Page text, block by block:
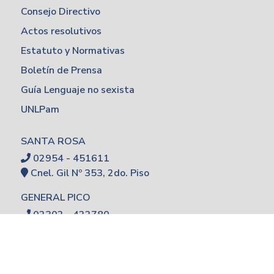
Consejo Directivo
Actos resolutivos
Estatuto y Normativas
Boletín de Prensa
Guía Lenguaje no sexista
UNLPam
SANTA ROSA
02954 - 451611
Cnel. Gil Nº 353, 2do. Piso
GENERAL PICO
02302 - 422780